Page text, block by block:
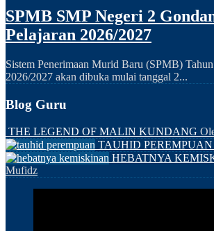
SPMB SMP Negeri 2
Pelajaran 2026/2027
Sistem Penerimaan Murid Baru (SPMB)
2026/2027 akan dibuka mulai tanggal 2...
Blog Guru
THE LEGEND OF MALIN KUNDANG
TAUHID PEREMPUAN
HEBATNYA
Mufidz